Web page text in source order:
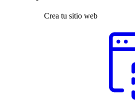
Crea tu sitio web